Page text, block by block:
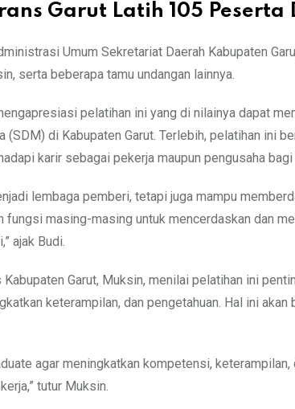
Garut Latih 105
Umum Sekretariat Daerah Kabupaten
serta beberapa tamu undangan lainnya.
pelatihan ini yang di nilainya dapat
(SDM) di Kabupaten Garut. Terlebih, pelatihan ini
karir sebagai pekerja maupun pengusaha
lembaga pemberi, tetapi juga mampu
fungsi masing-masing untuk mencerdaskan dan
ajak Budi.
Garut, Muksin, menilai pelatihan ini
keterampilan, dan pengetahuan. Hal ini
agar meningkatkan kompetensi,
tutur Muksin.